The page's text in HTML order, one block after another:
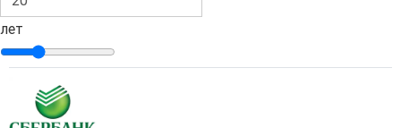
лет